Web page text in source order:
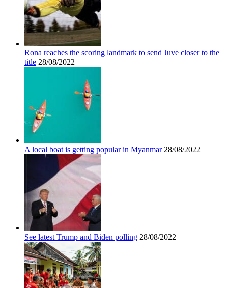
Rona reaches the scoring landmark to send Juve closer to the
title 28/08/2022
A local boat is getting popular in Myanmar 28/08/2022
See latest Trump and Biden polling 28/08/2022